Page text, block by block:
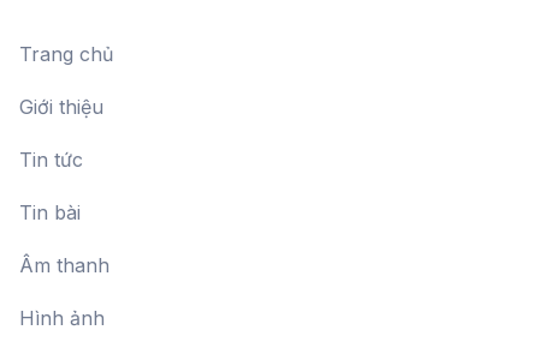
Trang chủ
Giới thiệu
Tin tức
Tin bài
Âm thanh
Hình ảnh